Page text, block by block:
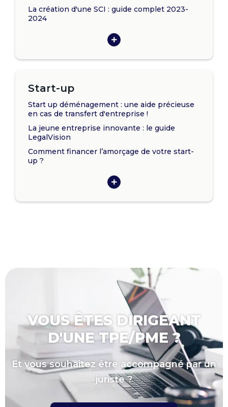
La création d'une SCI : guide complet 2023-
2024
Start-up
Start up déménagement : une aide précieuse
en cas de transfert d'entreprise !
La jeune entreprise innovante : le guide
LegalVision
Comment financer l’amorçage de votre start-
up ?
VOUS ÊTES DIRIGEANT
D'UNE TPE/PME ?
Et vous souhaitez être accompagné par un
juriste ?